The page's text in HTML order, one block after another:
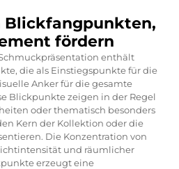
Blickfangpunkten,
fördern
enthält
die als Einstiegspunkte für die
Anker für die gesamte
Blickpunkte zeigen in der Regel
oder thematisch besonders
Kern der Kollektion oder die
Die Konzentration von
und räumlicher
erzeugt eine